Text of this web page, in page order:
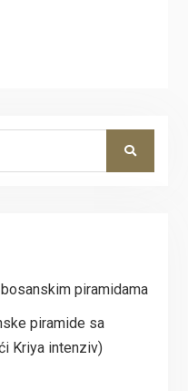
piramidama
piramide sa
Kriya intenziv)